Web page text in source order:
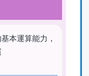
本運算能力，